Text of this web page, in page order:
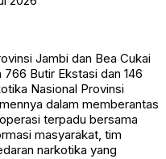
Jambi dan Bea Cukai
Butir Ekstasi dan 146
Nasional Provinsi
dalam memberantas
terpadu bersama
masyarakat, tim
narkotika yang